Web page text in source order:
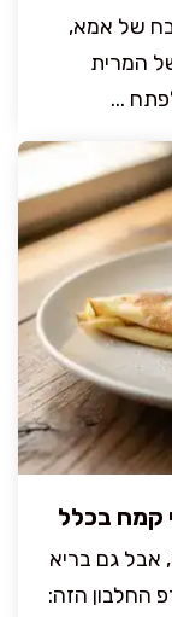
של אמא,
המרית
...
אבל גם בריא
החלבון הזה: